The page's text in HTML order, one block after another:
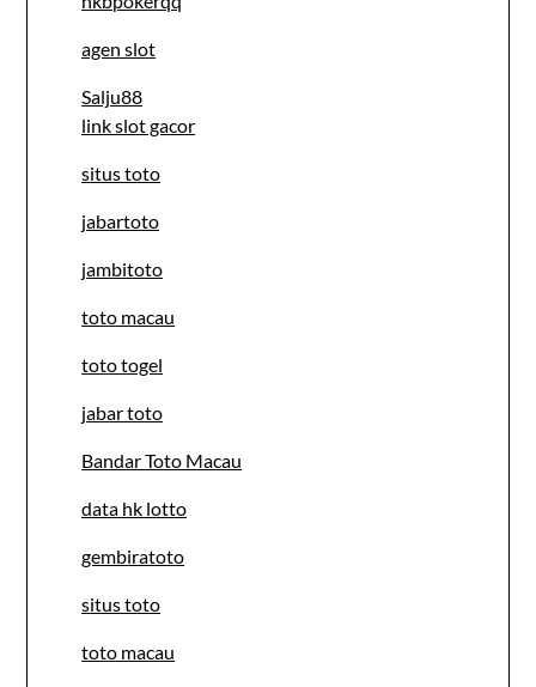
agen slot
Salju88
link slot gacor
situs toto
jabartoto
jambitoto
toto macau
toto togel
jabar toto
Bandar Toto Macau
data hk lotto
gembiratoto
situs toto
toto macau